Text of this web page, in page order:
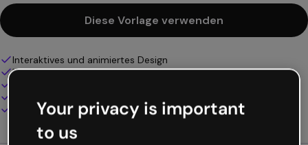
Diese Vorlage verwenden
Interaktives und animiertes Design
100% anpassbar
Als PDF, MP4 und andere Formate herunterladen
Your privacy is important
to us